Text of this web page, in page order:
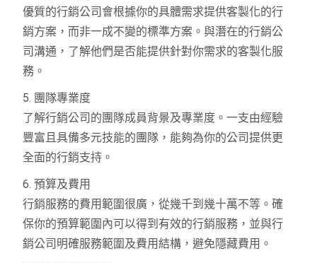
優質的行銷公司會根據你的具體需求提供客製化的行
銷方案，而非一成不變的標準方案。與潛在的行銷公
司溝通，了解他們是否能提供針對你需求的客製化服
務。
5. 團隊專業度
了解行銷公司的團隊成員背景及專業度。一支由經驗
豐富且具備多元技能的團隊，能夠為你的公司提供更
全面的行銷支持。
6. 預算及費用
行銷服務的費用範圍很廣，從幾千到幾十萬不等。確
保你的預算範圍內可以得到有效的行銷服務，並與行
銷公司明確服務範圍及費用結構，避免隱藏費用。